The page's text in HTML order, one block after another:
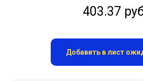
403.37
Добавить в лист